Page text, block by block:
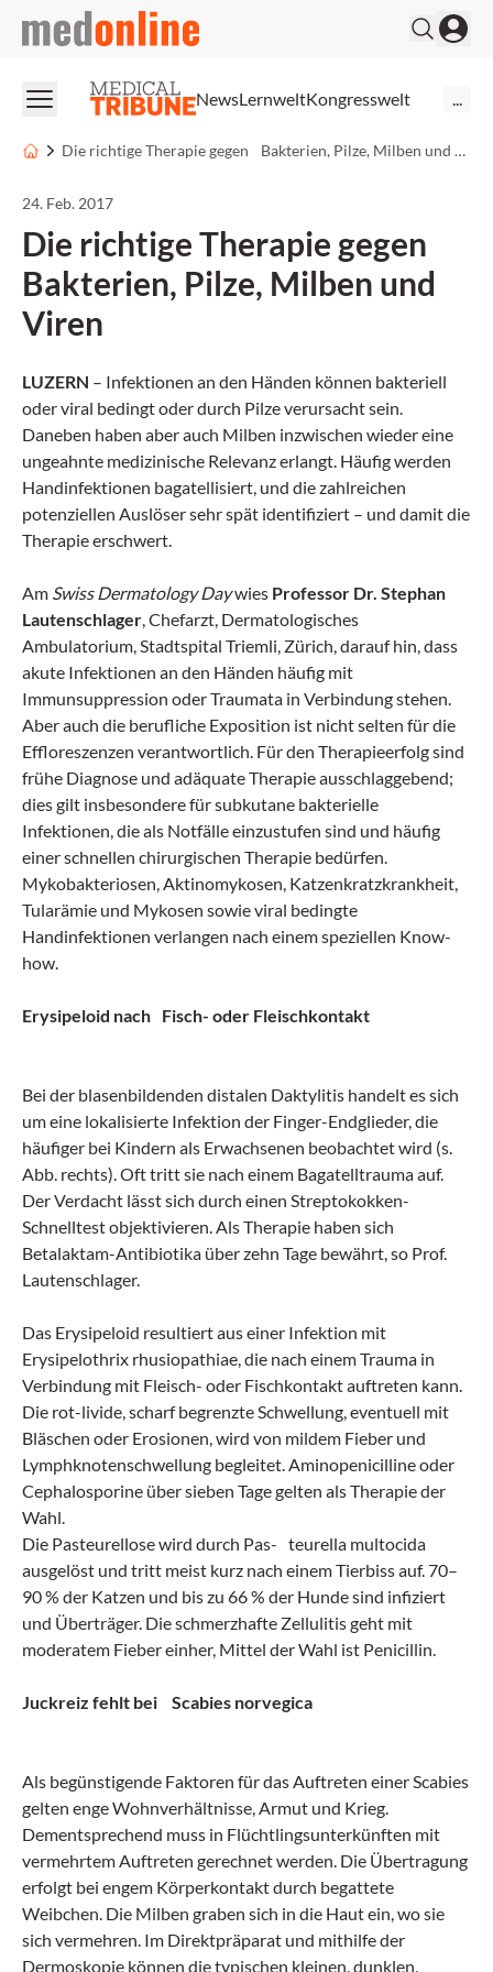
medonline
NewsLernweltKongresswelt
Die richtige Therapie gegen Bakterien, Pilze, Milben und Viren
24. Feb. 2017
Die richtige Therapie gegen
Bakterien, Pilze, Milben und
Viren
LUZERN – Infektionen an den Händen können bakteriell
oder viral bedingt oder durch Pilze verursacht sein.
Daneben haben aber auch Milben inzwischen wieder eine
ungeahnte medizinische Relevanz erlangt. Häufig werden
Handinfektionen bagatellisiert, und die zahlreichen
potenziellen Auslöser sehr spät identifiziert – und damit die
Therapie erschwert.
Am Swiss Dermatology Daywies Professor Dr. Stephan
Lautenschlager, Chefarzt, Dermatologisches
Ambulatorium, Stadtspital Triemli, Zürich, darauf hin, dass
akute Infektionen an den Händen häufig mit
Immunsuppression oder Traumata in Verbindung stehen.
Aber auch die berufliche Exposition ist nicht selten für die
Effloreszenzen verantwortlich. Für den Therapieerfolg sind
frühe Diagnose und adäquate Therapie ausschlaggebend;
dies gilt insbesondere für subkutane bakterielle
Infektionen, die als Notfälle einzustufen sind und häufig
einer schnellen chirurgischen Therapie bedürfen.
Mykobakteriosen, Aktinomykosen, Katzenkratzkrankheit,
Tularämie und Mykosen sowie viral bedingte
Handinfektionen verlangen nach einem speziellen Know-
how.
Erysipeloid nach Fisch- oder Fleischkontakt
Bei der blasenbildenden distalen Daktylitis handelt es sich
um eine lokalisierte Infektion der Finger-Endglieder, die
häufiger bei Kindern als Erwachsenen beobachtet wird (s.
Abb. rechts). Oft tritt sie nach einem Bagatelltrauma auf.
Der Verdacht lässt sich durch einen Streptokokken-
Schnelltest objektivieren. Als Therapie haben sich
Betalaktam-Antibiotika über zehn Tage bewährt, so Prof.
Lautenschlager.
Das Erysipeloid resultiert aus einer Infektion mit
Erysipelothrix rhusiopathiae, die nach einem Trauma in
Verbindung mit Fleisch- oder Fischkontakt auftreten kann.
Die rot-livide, scharf begrenzte Schwellung, eventuell mit
Bläschen oder Erosionen, wird von mildem Fieber und
Lymphknotenschwellung begleitet. Aminopenicilline oder
Cephalosporine über sieben Tage gelten als Therapie der
Wahl.
Die Pasteurellose wird durch Pas- teurella multocida
ausgelöst und tritt meist kurz nach einem Tierbiss auf. 70–
90 % der Katzen und bis zu 66 % der Hunde sind infiziert
und Überträger. Die schmerzhafte Zellulitis geht mit
moderatem Fieber einher, Mittel der Wahl ist Penicillin.
Juckreiz fehlt bei Scabies norvegica
Als begünstigende Faktoren für das Auftreten einer Scabies
gelten enge Wohnverhältnisse, Armut und Krieg.
Dementsprechend muss in Flüchtlingsunterkünften mit
vermehrtem Auftreten gerechnet werden. Die Übertragung
erfolgt bei engem Körperkontakt durch begattete
Weibchen. Die Milben graben sich in die Haut ein, wo sie
sich vermehren. Im Direktpräparat und mithilfe der
Dermoskopie können die typischen kleinen, dunklen,